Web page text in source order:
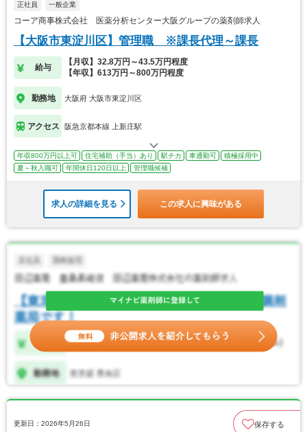
正社員 一般企業
コーア商事株式会社 医薬分析センター大阪グループの薬剤師求人
【大阪市東淀川区】管理職 ※課長代理～課長
給与
【月収】32.8万円～43.5万円程度
【年収】613万円～800万円程度
勤務地 大阪府 大阪市東淀川区
アクセス 阪急京都本線 上新庄駅
年収800万円以上可 住宅補助（手当）あり 駅チカ 車通勤可
積極採用中
夏～秋入職可
年間休日120日以上 管理職候補
求人の詳細を見る この求人に興味がある
更新日：2026年5月26日 保存する